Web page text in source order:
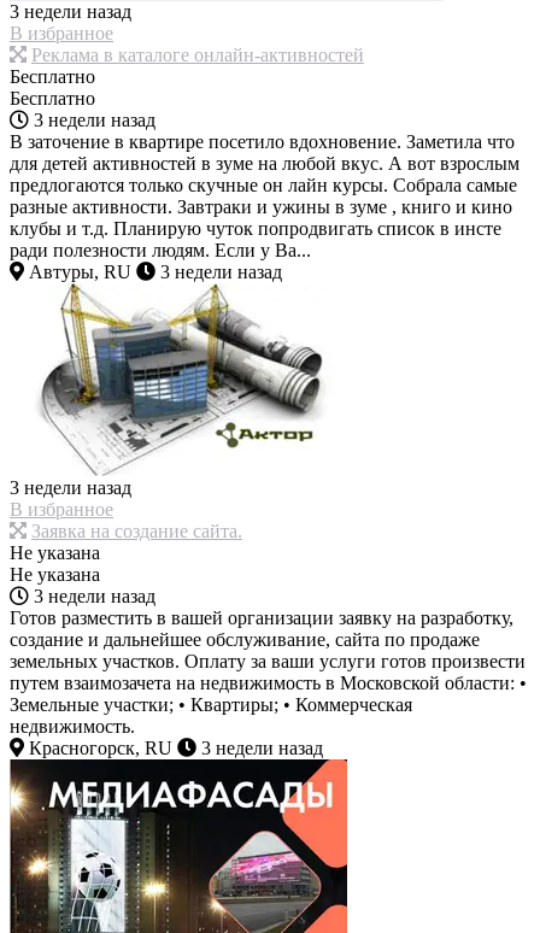
3 недели назад
В избранное
Реклама в каталоге онлайн-активностей
Бесплатно
Бесплатно
3 недели назад
В заточение в квартире посетило вдохновение. Заметила что
для детей активностей в зуме на любой вкус. А вот взрослым
предлогаются только скучные он лайн курсы. Собрала самые
разные активности. Завтраки и ужины в зуме , книго и кино
клубы и т.д. Планирую чуток попродвигать список в инсте
ради полезности людям. Если у Ва...
Автуры, RU
3 недели назад
3 недели назад
В избранное
Заявка на создание сайта.
Не указана
Не указана
3 недели назад
Готов разместить в вашей организации заявку на разработку,
создание и дальнейшее обслуживание, сайта по продаже
земельных участков. Оплату за ваши услуги готов произвести
путем взаимозачета на недвижимость в Московской области: •
Земельные участки; • Квартиры; • Коммерческая
недвижимость.
Красногорск, RU
3 недели назад